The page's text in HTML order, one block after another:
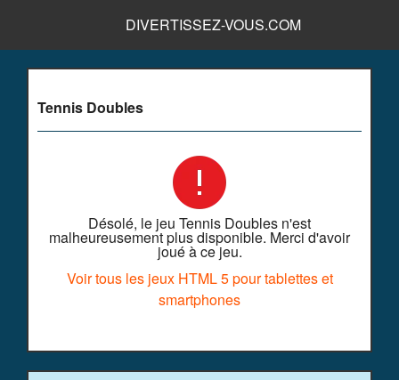
DIVERTISSEZ-VOUS.COM
Tennis Doubles
Désolé, le jeu Tennis Doubles n'est
malheureusement plus disponible. Merci d'avoir
joué à ce jeu.
Voir tous les jeux HTML 5 pour tablettes et
smartphones